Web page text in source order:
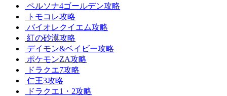
ペルソナ4ゴールデン攻略
トモコレ攻略
バイオレクイエム攻略
紅の砂漠攻略
デイモン&ベイビー攻略
ポケモンZA攻略
ドラクエ7攻略
仁王3攻略
ドラクエ1・2攻略